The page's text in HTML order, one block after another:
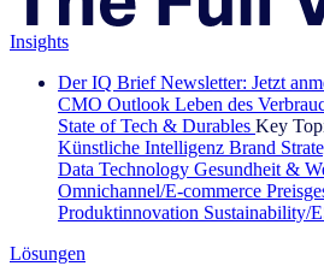
Insights
Der IQ Brief Newsletter: Jetzt
CMO Outlook Leben des
State of Tech & Durables Key
Künstliche Intelligenz Brand
Data Technology Gesundheit &
Omnichannel/E-commerce
Produktinnovation Sustainability/
Lösungen